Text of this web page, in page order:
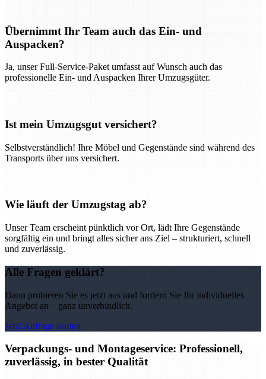
Übernimmt Ihr Team auch das Ein- und
Auspacken?
Ja, unser Full-Service-Paket umfasst auf Wunsch auch das
professionelle Ein- und Auspacken Ihrer Umzugsgüter.
Ist mein Umzugsgut versichert?
Selbstverständlich! Ihre Möbel und Gegenstände sind während des
Transports über uns versichert.
Wie läuft der Umzugstag ab?
Unser Team erscheint pünktlich vor Ort, lädt Ihre Gegenstände
sorgfältig ein und bringt alles sicher ans Ziel – strukturiert, schnell
und zuverlässig.
Alle Fragen geklärt?
Dann probieren Sie es jetzt aus und fordern Sie Ihr individuelles
Angebot an – ganz unverbindlich.
Jetzt Anfrage starten
Verpackungs- und Montageservice: Professionell,
zuverlässig, in bester Qualität